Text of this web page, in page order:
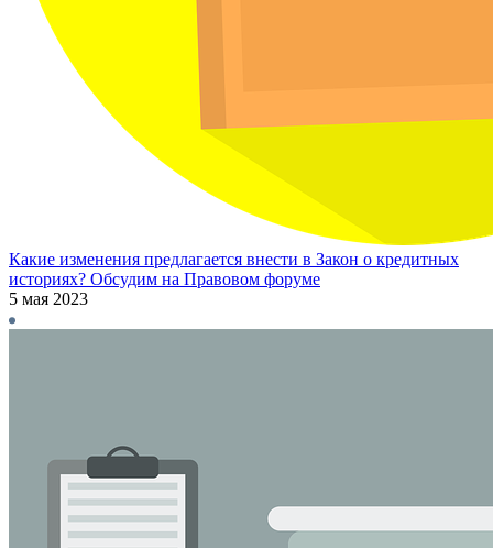
Какие изменения предлагается внести в Закон о кредитных
историях? Обсудим на Правовом форуме
5 мая 2023